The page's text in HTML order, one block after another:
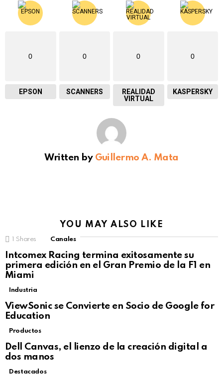
0
EPSON
0
SCANNERS
0
REALIDAD
VIRTUAL
0
KASPERSKY
Written by Guillermo A. Mata
YOU MAY ALSO LIKE
1 Shares Canales
Intcomex Racing termina exitosamente su
primera edición en el Gran Premio de la F1 en
Miami
Industria
ViewSonic se Convierte en Socio de Google for
Education
Productos
Dell Canvas, el lienzo de la creación digital a
dos manos
Destacados